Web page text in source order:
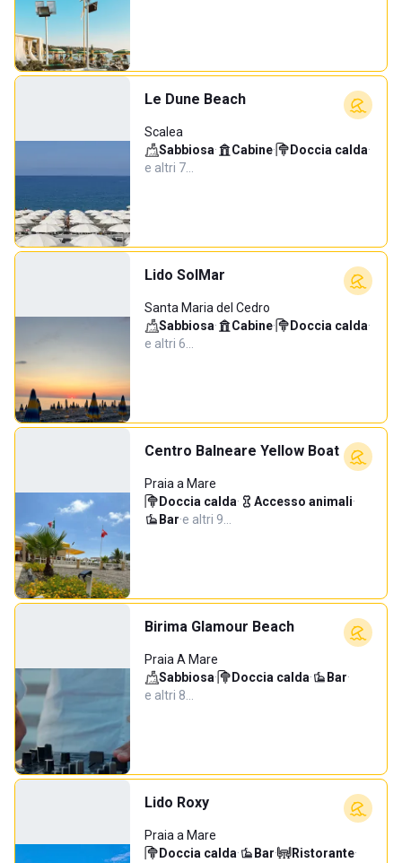
Le Dune Beach
Scalea
Sabbiosa· Cabine· Doccia calda·
e altri 7…
Lido SolMar
Santa Maria del Cedro
Sabbiosa· Cabine· Doccia calda·
e altri 6…
Centro Balneare Yellow Boat
Praia a Mare
Doccia calda· Accesso animali·
Bar·e altri 9…
Birima Glamour Beach
Praia A Mare
Sabbiosa· Doccia calda· Bar·
e altri 8…
Lido Roxy
Praia a Mare
Doccia calda· Bar· Ristorante·